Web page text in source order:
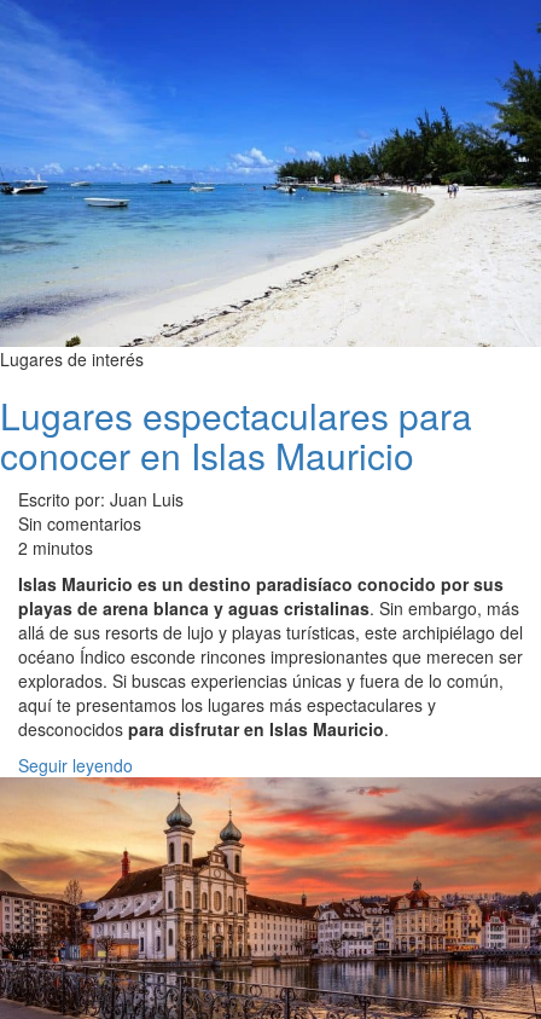
Lugares de interés
Lugares espectaculares para
conocer en Islas Mauricio
Escrito por: Juan Luis
Sin comentarios
2 minutos
Islas Mauricio es un destino paradisíaco conocido por sus
playas de arena blanca y aguas cristalinas. Sin embargo, más
allá de sus resorts de lujo y playas turísticas, este archipiélago del
océano Índico esconde rincones impresionantes que merecen ser
explorados. Si buscas experiencias únicas y fuera de lo común,
aquí te presentamos los lugares más espectaculares y
desconocidos para disfrutar en Islas Mauricio.
Seguir leyendo